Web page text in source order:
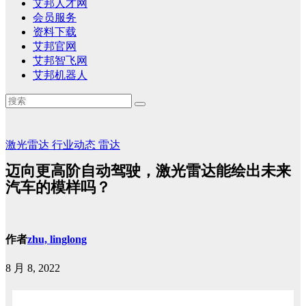
艾邦人才网
会员服务
资料下载
艾邦官网
艾邦智飞网
艾邦机器人
激光雷达 行业动态 雷达
迈向更高阶自动驾驶，激光雷达能绘出未来
汽车的模样吗？
作者zhu, linglong
8 月 8, 2022